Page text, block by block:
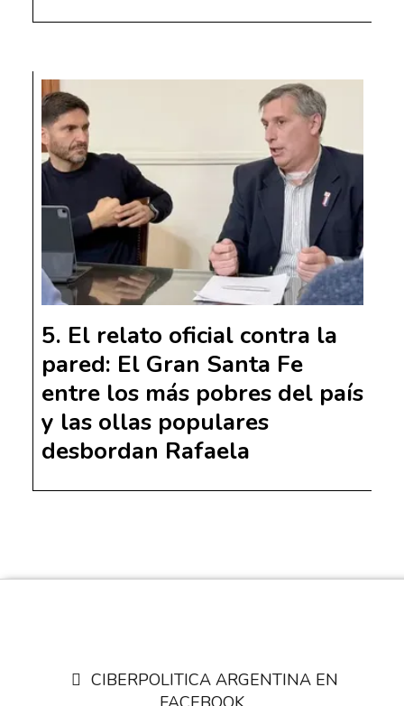
El relato oficial contra la
pared: El Gran Santa Fe
entre los más pobres del país
y las ollas populares
desbordan Rafaela
CIBERPOLITICA ARGENTINA EN